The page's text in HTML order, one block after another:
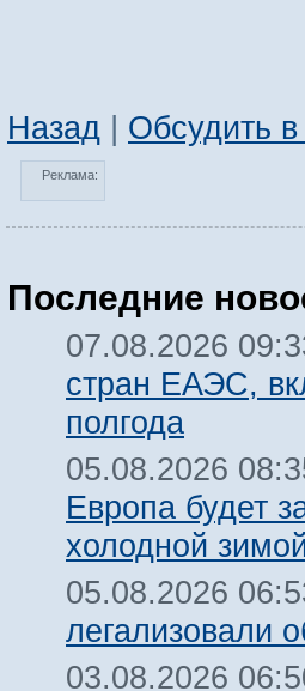
Назад | Обсудить в
Реклама:
Последние
07.08.2026
стран ЕАЭС,
полгода
05.08.2026
Европа будет
холодной
05.08.2026
легализовали
03.08.2026